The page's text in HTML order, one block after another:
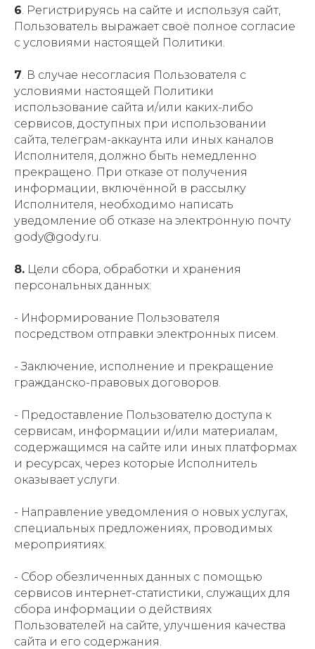
6 . Регистрируясь на сайте и используя сайт,
Пользователь выражает своё полное согласие
с условиями настоящей Политики.
7 . В случае несогласия Пользователя с
условиями настоящей Политики
использование сайта и/или каких-либо
сервисов, доступных при использовании
сайта, телеграм-аккаунта или иных каналов
Исполнителя, должно быть немедленно
прекращено. При отказе от получения
информации, включённой в рассылку
Исполнителя, необходимо написать
уведомление об отказе на электронную почту
gody@gody.ru.
8. Цели сбора, обработки и хранения
персональных данных:
- Информирование Пользователя
посредством отправки электронных писем.
- Заключение, исполнение и прекращение
гражданско-правовых договоров.
- Предоставление Пользователю доступа к
сервисам, информации и/или материалам,
содержащимся на сайте или иных платформах
и ресурсах, через которые Исполнитель
оказывает услуги.
- Направление уведомления о новых услугах,
специальных предложениях, проводимых
мероприятиях.
- Сбор обезличенных данных с помощью
сервисов интернет-статистики, служащих для
сбора информации о действиях
Пользователей на сайте, улучшения качества
сайта и его содержания.